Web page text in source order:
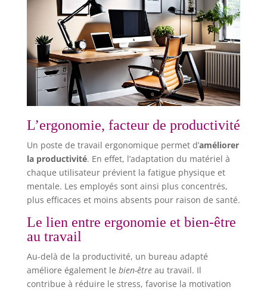
L’ergonomie, facteur de productivité
Un poste de travail ergonomique permet d’améliorer
la productivité. En effet, l’adaptation du matériel à
chaque utilisateur prévient la fatigue physique et
mentale. Les employés sont ainsi plus concentrés,
plus efficaces et moins absents pour raison de santé.
Le lien entre ergonomie et bien-être
au travail
Au-delà de la productivité, un bureau adapté
améliore également le bien-êtreau travail. Il
contribue à réduire le stress, favorise la motivation